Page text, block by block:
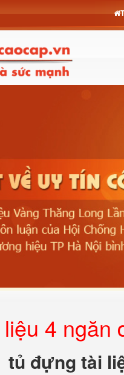
4 ngăn
tủ đựng tài